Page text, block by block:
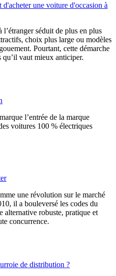
une voiture d'occasion à
séduit de plus en plus
choix plus large ou modèles
Pourtant, cette démarche
qu’il vaut mieux anticiper.
l’entrée de la marque
voitures 100 % électriques
une révolution sur le marché
il a bouleversé les codes du
alternative robuste, pratique et
concurrence.
de distribution ?